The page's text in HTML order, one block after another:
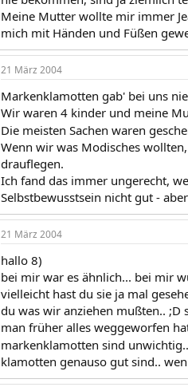
Meine Mutter wollte mir immer
mich mit Händen und Füßen
21 März 2004
Markenklamotten gab' bei uns
Wir waren 4 kinder und meine
Die meisten Sachen waren
Wenn wir was Modisches
drauflegen.
Ich fand das immer ungerecht,
Selbstbewusstsein nicht gut -
21 März 2004
hallo 8)
bei mir war es ähnlich... bei mir
vielleicht hast du sie ja mal
du was wir anziehen mußten.. ;D
man früher alles weggeworfen
markenklamotten sind
klamotten genauso gut sind..